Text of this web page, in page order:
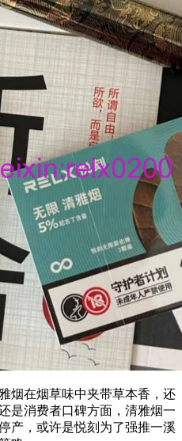
烟在烟草味中夹带草本香，还
是消费者口碑方面，清雅烟一
产，或许是悦刻为了强推一溪